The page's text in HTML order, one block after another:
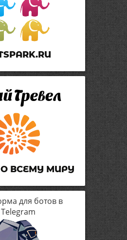
ВСЕМУ МИРУ
для ботов в
Telegram